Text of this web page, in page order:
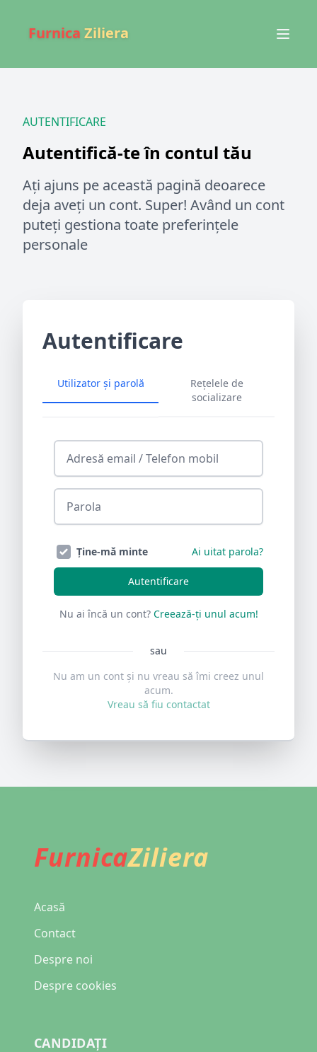
Furnica Ziliera
AUTENTIFICARE
Autentifică-te în contul tău
Ați ajuns pe această pagină deoarece
deja aveți un cont. Super! Având un cont
puteți gestiona toate preferințele
personale
Autentificare
Utilizator și parolă
Rețelele de
socializare
Ține-mă minte Ai uitat parola?
Autentificare
Nu ai încă un cont? Creează-ți unul acum!
sau
Nu am un cont și nu vreau să îmi creez unul
acum.
Vreau să fiu contactat
FurnicaZiliera
Acasă
Contact
Despre noi
Despre cookies
CANDIDAȚI